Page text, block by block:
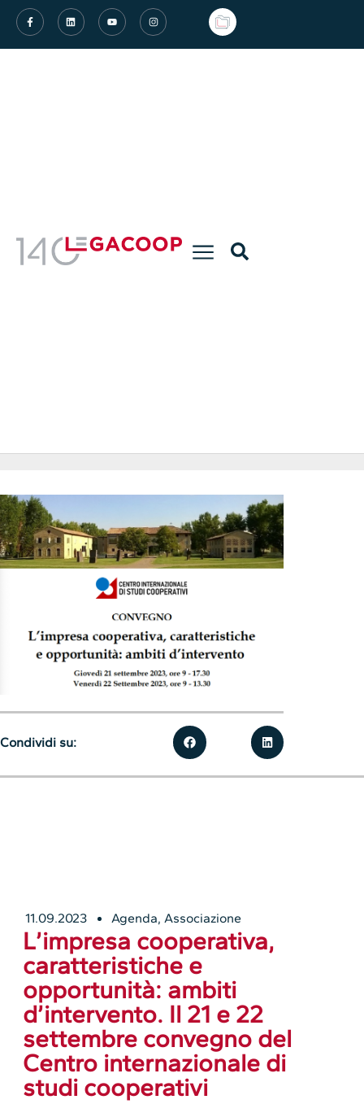
11.09.2023 Agenda,Associazione
L’impresa cooperativa,
caratteristiche e
opportunità: ambiti
d’intervento. Il 21 e 22
settembre convegno del
Centro internazionale di
studi cooperativi
Condividi su: